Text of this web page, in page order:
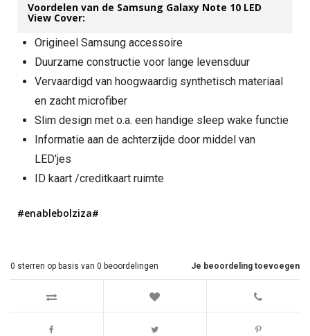
Voordelen van de Samsung Galaxy Note 10 LED
View Cover:
Origineel Samsung accessoire
Duurzame constructie voor lange levensduur
Vervaardigd van hoogwaardig synthetisch materiaal
en zacht microfiber
Slim design met o.a. een handige sleep wake functie
Informatie aan de achterzijde door middel van
LED'jes
ID kaart /creditkaart ruimte
#enablebolziza#
Je beoordeling toevoegen
0 sterren op basis van 0 beoordelingen